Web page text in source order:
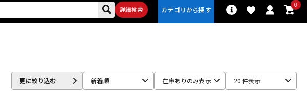
詳細検索
0
更に絞り込む 新着順 在庫ありのみ表示 20 件表示